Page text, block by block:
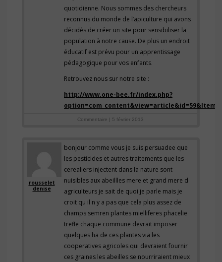
quotidienne. Nous sommes des chercheurs
reconnus du monde de l’apiculture qui avons
décidés de créer un site pour sensibiliser la
population à notre cause. De plus un endroit
éducatif est prévu pour un apprentissage
pédagogique pour vos enfants.
Retrouvez nous sur notre site :
http://www.one-bee.fr/index.php?
Commentaire | 5 février 2013
rousselet
denise
bonjour comme vous je suis persuadee que
les pesticides et autres traitements que les
cerealiers injectent dans la nature sont
nuisibles aux abeillles mere et grand mere d
agriculteurs je sait de quoi je parle mais je
croit qu il n y a pas que cela plus assez de
champs semren plantes mielliferes phacelie
trefle chaque commune devrait imposer
quelques ha de ces plantes via les
cooperatives agricoles qui devraient fournir
ces graines les abeilles se nourriraient mieux